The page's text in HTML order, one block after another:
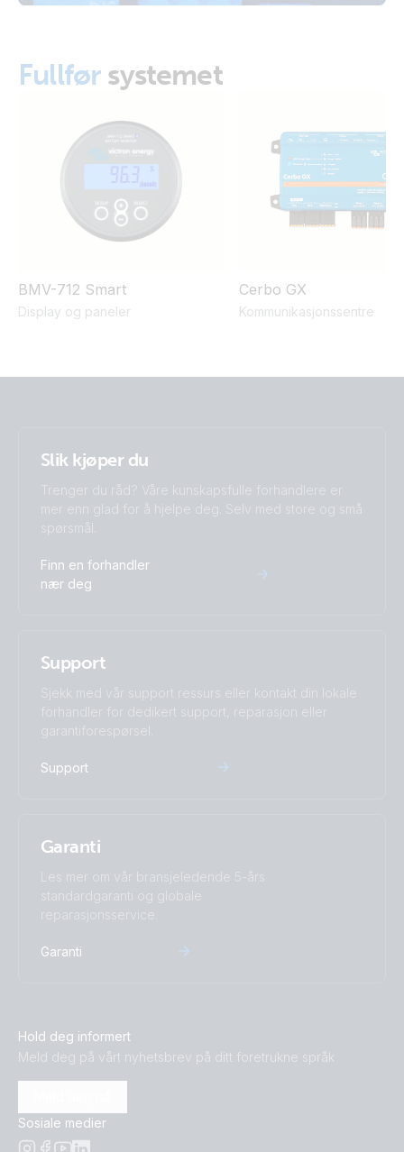
VE.Direct drawing with IP43 Smart Charger 12/50-1 Inverter
220 MPPT 100/50 Orion XS BMV-712
Fullfør systemet
BMV-712 Smart
Display og paneler
Cerbo GX
Kommunikasjonssentre
Slik kjøper du
Trenger du råd? Våre kunskapsfulle forhandlere er
mer enn glad for å hjelpe deg. Selv med store og små
spørsmål.
Finn en forhandler
nær deg
Support
Sjekk med vår support ressurs eller kontakt din lokale
forhandler for dedikert support, reparasjon eller
garantiforespørsel.
Support
Garanti
Les mer om vår bransjeledende 5-års
standardgaranti og globale
reparasjonsservice.
Garanti
Hold deg informert
Meld deg på vårt nyhetsbrev på ditt foretrukne språk
Sosiale medier